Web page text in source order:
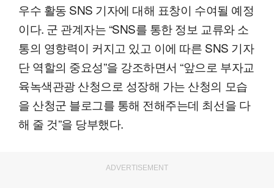
우수 활동 SNS 기자에 대해 표창이 수여될 예정
이다. 군 관계자는 “SNS를 통한 정보 교류와 소
통의 영향력이 커지고 있고 이에 따른 SNS 기자
단 역할의 중요성”을 강조하면서 “앞으로 부자교
육녹색관광 산청으로 성장해 가는 산청의 모습
을 산청군 블로그를 통해 전해주는데 최선을 다
해 줄 것”을 당부했다.
ADVERTISEMENT